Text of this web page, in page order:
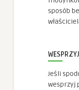
sposób
Jeśli
wesprzyj